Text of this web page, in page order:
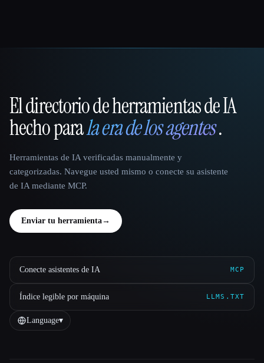
That AI Collection
El directorio de herramientas de IA
hecho parala era de los agentes.
Herramientas de IA verificadas manualmente y
categorizadas. Navegue usted mismo o conecte su asistente
de IA mediante MCP.
Enviar tu herramienta→
Conecte asistentes de IA MCP
Índice legible por máquina LLMS.TXT
Language▾